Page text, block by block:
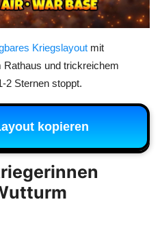
Kriegslayout mit
und trickreichem
2 Sternen stoppt.
kopieren